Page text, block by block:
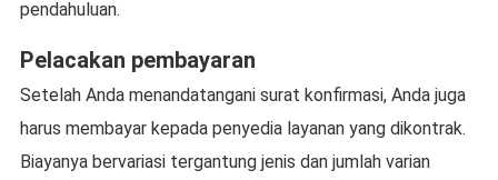
pendahuluan.
Pelacakan pembayaran
Setelah Anda menandatangani surat konfirmasi, Anda juga
harus membayar kepada penyedia layanan yang dikontrak.
Biayanya bervariasi tergantung jenis dan jumlah varian